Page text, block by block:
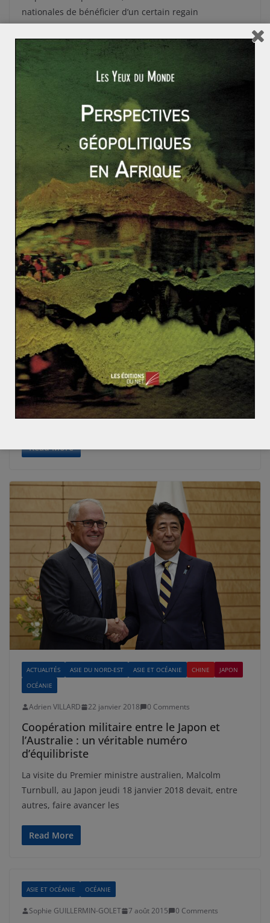
nationales de bénéficier d’un certain regain
d’importance, la question des déplacés gagne à
Read More
ACTUALITÉS ASIE DU SUD ASIE DU SUD-EST
ASIE ET OCÉANIE
CHINE
OCÉANIE
Noémie GELIS 27 juin 2019 0 Comments
L’ASEAN : une puissance de “l’indo-
pacifisme” ?
Ces samedi 22 et dimanche 23 juin, les dirigeants des
différents pays de l’ASEAN (Association des nations de
l’Asie du
Read More
ACTUALITÉS ASIE DU NORD-EST ASIE ET OCÉANIE CHINE
JAPON
OCÉANIE
Adrien VILLARD 22 janvier 2018 0 Comments
Coopération militaire entre le Japon et
l’Australie : un véritable numéro
d’équilibriste
La visite du Premier ministre australien, Malcolm
Turnbull, au Japon jeudi 18 janvier 2018 devait, entre
autres, faire avancer les
Read More
ASIE ET OCÉANIE OCÉANIE
Sophie GUILLERMIN-GOLET 7 août 2015 0 Comments